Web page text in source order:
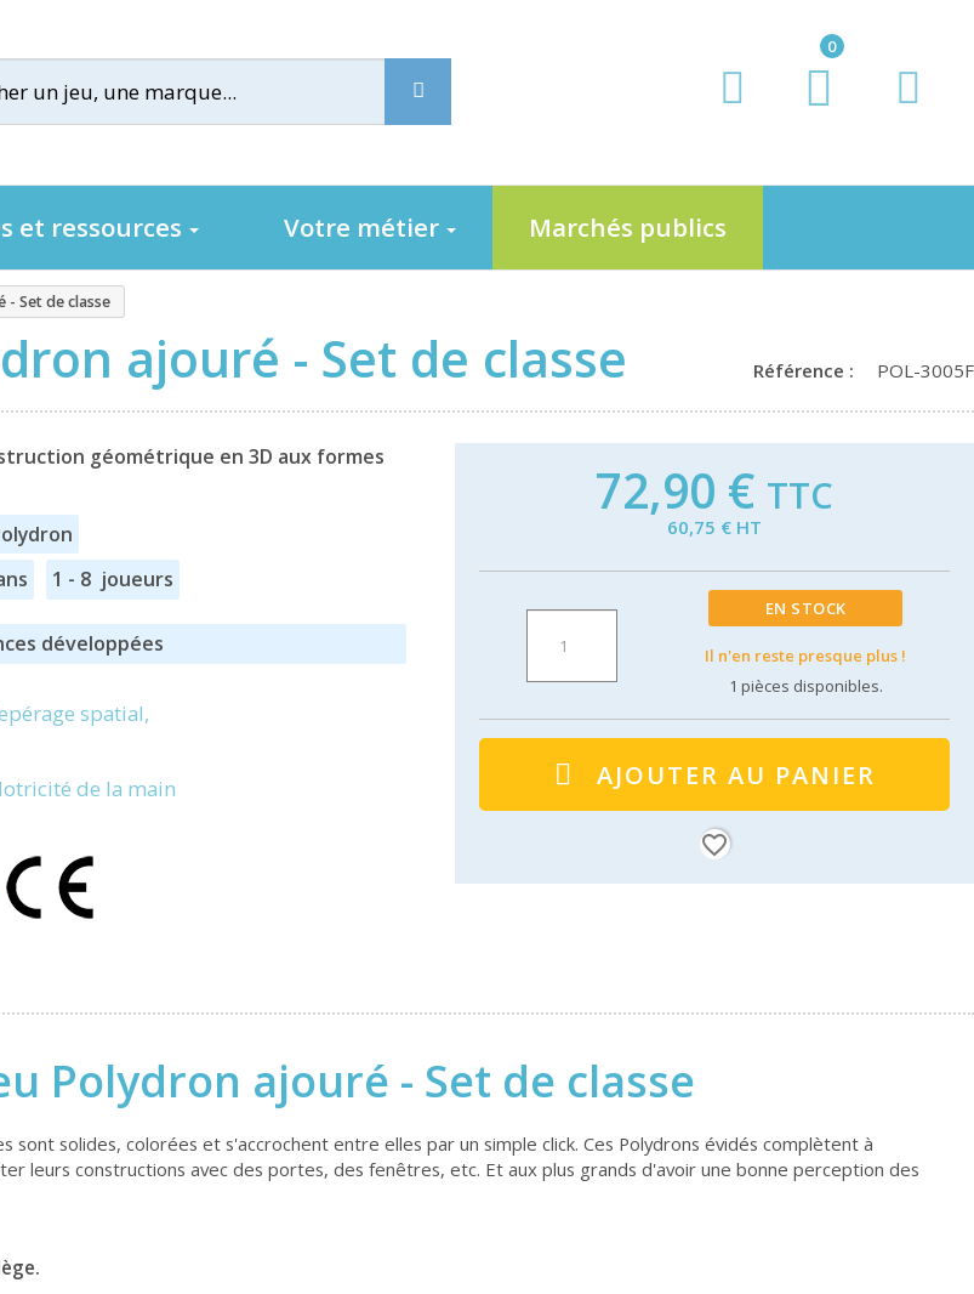
0
et ressources Votre métier Marchés publics
- Set de classe
ajouré - Set de classe Référence : POL-3005F
géométrique en 3D aux formes
1 - 8 joueurs
développées
spatial,
de la main
72,90 € TTC
60,75 € HT
EN STOCK
Il n'en reste presque plus !
1 pièces disponibles.
AJOUTER AU PANIER
favorite_border
Polydron ajouré - Set de classe
sont solides, colorées et s'accrochent entre elles par un simple click. Ces Polydrons évidés complètent à
leurs constructions avec des portes, des fenêtres, etc. Et aux plus grands d'avoir une bonne perception des